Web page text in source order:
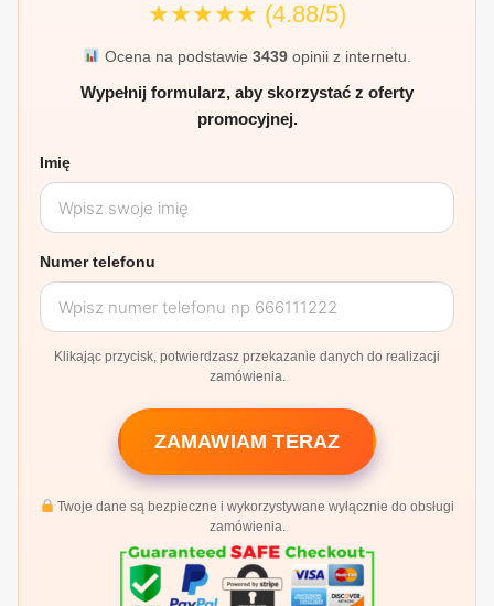
★★★★★ (4.88/5)
Ocena na podstawie 3439opinii z internetu.
Wypełnij formularz, aby skorzystać z oferty
promocyjnej.
Imię
Numer telefonu
Klikając przycisk, potwierdzasz przekazanie danych do realizacji
zamówienia.
ZAMAWIAM TERAZ
Twoje dane są bezpieczne i wykorzystywane wyłącznie do obsługi
zamówienia.